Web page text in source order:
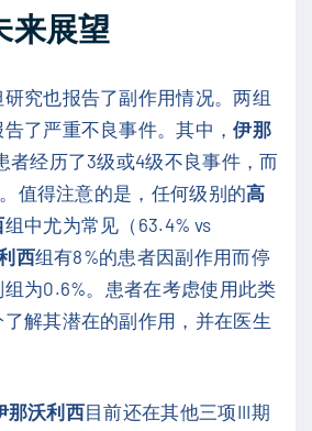
来展望
究也报告了副作用情况。两组
了严重不良事件。其中，伊那
者经历了3级或4级不良事件，而
值得注意的是，任何级别的高
组中尤为常见（63.4% vs
西组有8%的患者因副作用而停
为0.6%。患者在考虑使用此类
解其潜在的副作用，并在医生
那沃利西目前还在其他三项III期